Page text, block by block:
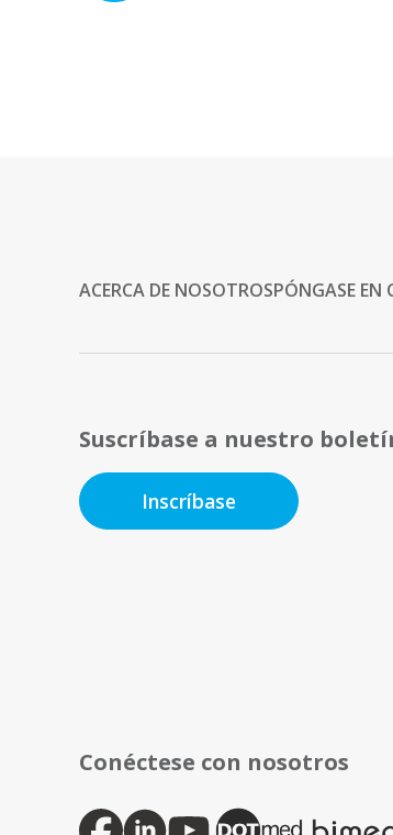
ACERCA DE NOSOTROSPÓNGASE
Suscríbase a nuestro
Inscríbase
Conéctese con nosotros